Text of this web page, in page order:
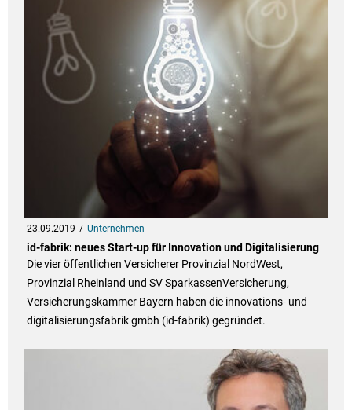
23.09.2019 Unternehmen
id-fabrik: neues Start-up für Innovation und Digitalisierung
Die vier öffentlichen Versicherer Provinzial NordWest,
Provinzial Rheinland und SV SparkassenVersicherung,
Versicherungskammer Bayern haben die innovations- und
digitalisierungsfabrik gmbh (id-fabrik) gegründet.